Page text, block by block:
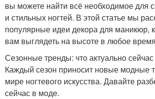
вы можете найти всё необходимое для
и стильных ногтей. В этой статье мы
популярные идеи декора для маникюр,
вам выглядеть на высоте в любое
Сезонные тренды: что актуально сейчас
Каждый сезон приносит новые модные
мире ногтевого искусства. Давайте
сейчас в моде.